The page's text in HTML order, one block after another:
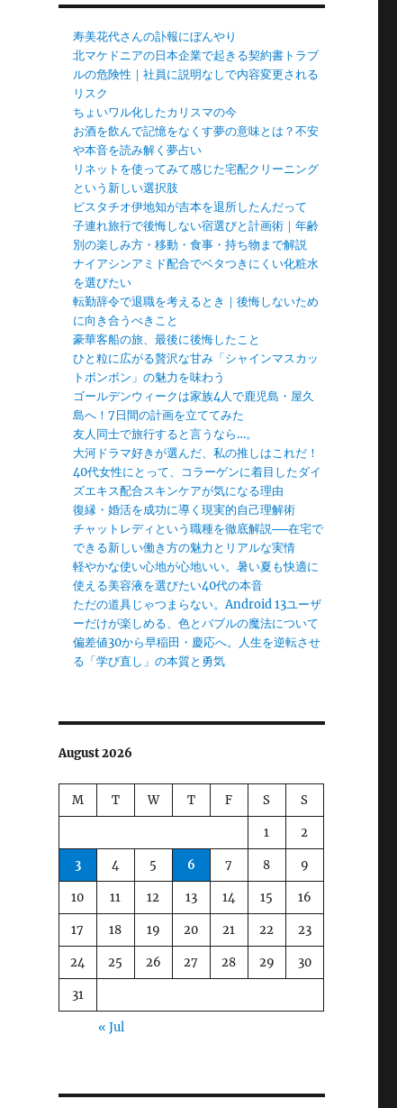
寿美花代さんの訃報にぼんやり
北マケドニアの日本企業で起きる契約書トラブ
ルの危険性｜社員に説明なしで内容変更される
リスク
ちょいワル化したカリスマの今
お酒を飲んで記憶をなくす夢の意味とは？不安
や本音を読み解く夢占い
リネットを使ってみて感じた宅配クリーニング
という新しい選択肢
ピスタチオ伊地知が吉本を退所したんだって
子連れ旅行で後悔しない宿選びと計画術｜年齢
別の楽しみ方・移動・食事・持ち物まで解説
ナイアシンアミド配合でベタつきにくい化粧水
を選びたい
転勤辞令で退職を考えるとき｜後悔しないため
に向き合うべきこと
豪華客船の旅、最後に後悔したこと
ひと粒に広がる贅沢な甘み「シャインマスカッ
トボンボン」の魅力を味わう
ゴールデンウィークは家族4人で鹿児島・屋久
島へ！7日間の計画を立ててみた
友人同士で旅行すると言うなら…。
大河ドラマ好きが選んだ、私の推しはこれだ！
40代女性にとって、コラーゲンに着目したダイ
ズエキス配合スキンケアが気になる理由
復縁・婚活を成功に導く現実的自己理解術
チャットレディという職種を徹底解説──在宅で
できる新しい働き方の魅力とリアルな実情
軽やかな使い心地が心地いい。暑い夏も快適に
使える美容液を選びたい40代の本音
ただの道具じゃつまらない。Android 13ユーザ
ーだけが楽しめる、色とバブルの魔法について
偏差値30から早稲田・慶応へ。人生を逆転させ
る「学び直し」の本質と勇気
August 2026
M T W T F S S
1 2
3 4 5 6 7 8 9
10 11 12 13 14 15 16
17 18 19 20 21 22 23
24 25 26 27 28 29 30
31
« Jul